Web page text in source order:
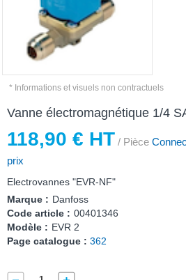
* Informations et visuels non contractuels
Vanne électromagnétique 1/4
118,90 € HT / Pièce
prix
Electrovannes "EVR-NF"
Marque : Danfoss
Code article : 00401346
Modèle : EVR 2
Page catalogue : 362